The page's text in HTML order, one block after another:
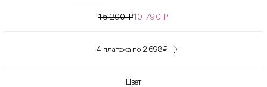
15 290₽10 790₽
4 платежа по 2 698₽
Цвет